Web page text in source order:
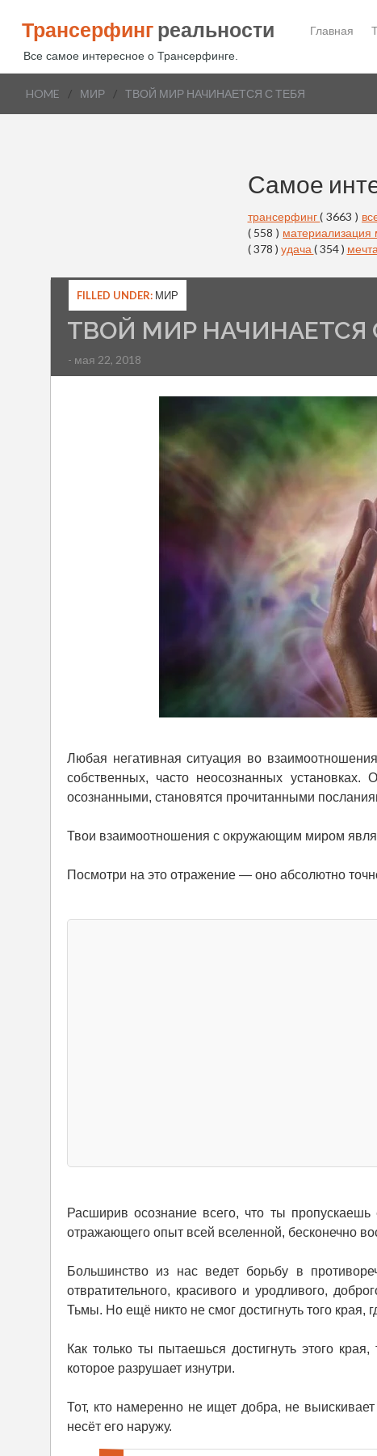
Трансерфинг реальности
Все самое интересное о Трансерфинге.
Главная
HOME / МИР / ТВОЙ МИР НАЧИНАЕТСЯ С ТЕБЯ
Самое
трансерфинг( 3663 )
( 558 )
( 378 ) удача ( 354 ) мечта
FILLED UNDER: МИР
ТВОЙ МИР НАЧИНАЕТСЯ
- мая 22, 2018
Любая негативная ситуация во
собственных, часто неосознанных
осознанными, становятся прочитанными
Твои взаимоотношения с окружающим миром
Посмотри на это отражение — оно абсолютно
Расширив осознание всего, что ты
отражающего опыт всей вселенной, бесконечно
Большинство из нас ведет борьбу в
отвратительного, красивого и уродливого,
Тьмы. Но ещё никто не смог достигнуть того края,
Как только ты пытаешься достигнуть этого
которое разрушает изнутри.
Тот, кто намеренно не ищет добра, не
несёт его наружу.